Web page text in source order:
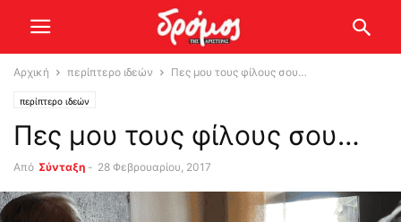
Αρχική περίπτερο ιδεών Πες μου τους φίλους σου…
περίπτερο ιδεών
Πες μου τους φίλους σου…
Από Σύνταξη - 28 Φεβρουαρίου, 2017